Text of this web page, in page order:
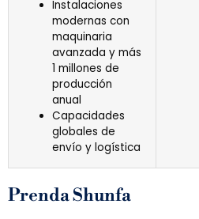
Instalaciones
modernas con
maquinaria
avanzada y más
1 millones de
producción
anual
Capacidades
globales de
envío y logística
Prenda Shunfa